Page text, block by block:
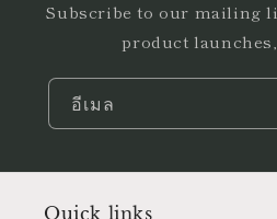
Subscribe to our mailing
product
อีเมล
Quick links